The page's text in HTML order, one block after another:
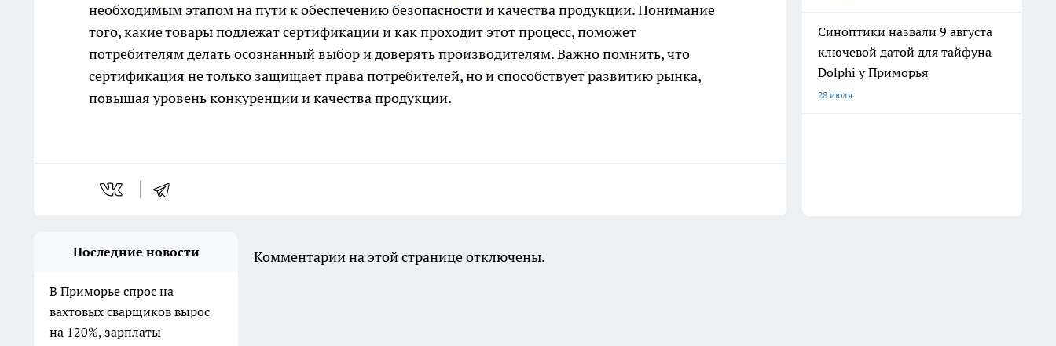
необходимым этапом на пути к обеспечению безопасности и качества продукции. Понимание
того, какие товары подлежат сертификации и как проходит этот процесс, поможет
потребителям делать осознанный выбор и доверять производителям. Важно помнить, что
сертификация не только защищает права потребителей, но и способствует развитию рынка,
повышая уровень конкуренции и качества продукции.
Синоптики назвали 9 августа
ключевой датой для тайфуна
Dolphi у Приморья
28 июля
Последние новости
В Приморье спрос на
вахтовых сварщиков вырос
на 120%, зарплаты
Комментарии на этой странице отключены.